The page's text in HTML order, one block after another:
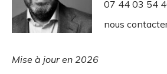
07 44 03 54
nous
Mise à jour en 2026